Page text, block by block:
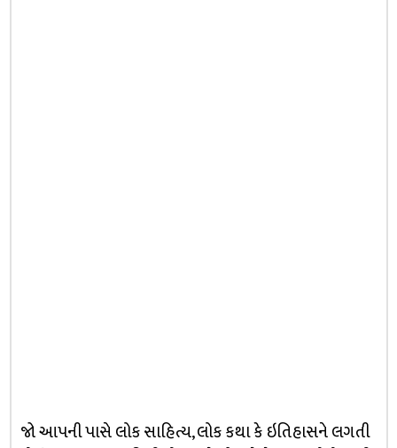
જો આપની પાસે લોક સાહિત્ય, લોક કથા કે ઇતિહાસને લગતી